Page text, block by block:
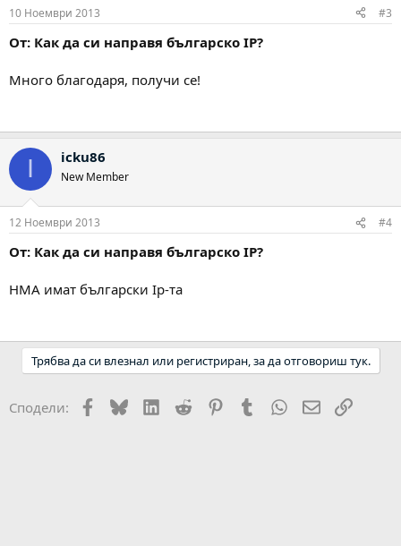
10 Ноември 2013 #3
От: Как да си направя българско IP?
Много благодаря, получи се!
I icku86
New Member
12 Ноември 2013 #4
От: Как да си направя българско IP?
HMA имат български Ip-та
Трябва да си влезнал или регистриран, за да отговориш тук.
Сподели: Facebook
BlueskyLinkedIn
Reddit PinterestTumblr WhatsApp
EmailLink